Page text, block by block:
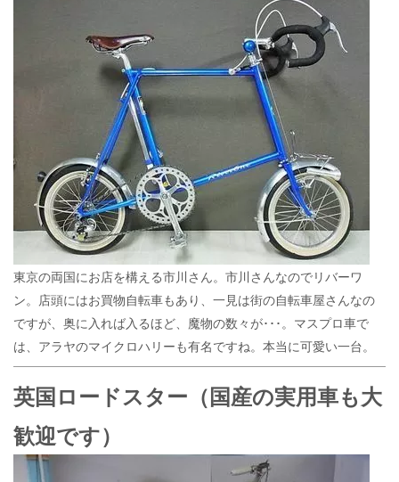
東京の両国にお店を構える市川さん。市川さんなのでリバーワ
ン。店頭にはお買物自転車もあり、一見は街の自転車屋さんなの
ですが、奥に入れば入るほど、魔物の数々が･･･。マスプロ車で
は、アラヤのマイクロハリーも有名ですね。本当に可愛い一台。
英国ロードスター（国産の実用車も大
歓迎です）